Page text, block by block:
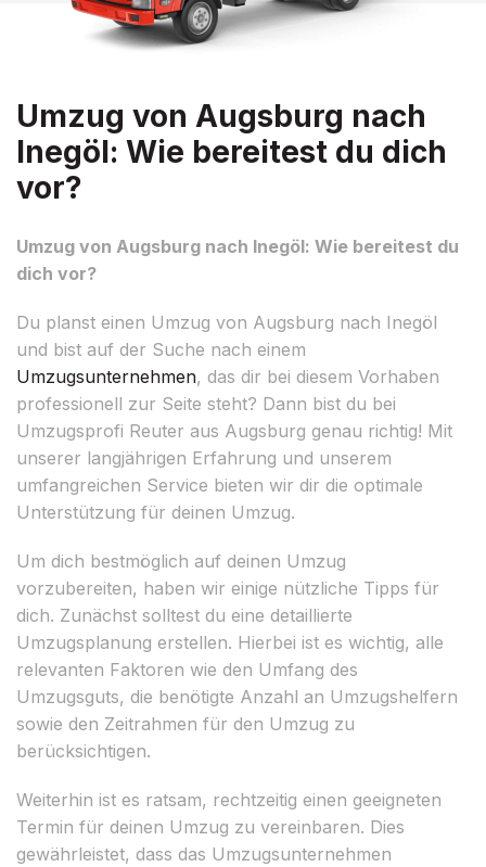
Umzug von Augsburg nach
Inegöl: Wie bereitest du dich
vor?
Umzug von Augsburg nach Inegöl: Wie bereitest du
dich vor?
Du planst einen Umzug von Augsburg nach Inegöl
und bist auf der Suche nach einem
Umzugsunternehmen, das dir bei diesem Vorhaben
professionell zur Seite steht? Dann bist du bei
Umzugsprofi Reuter aus Augsburg genau richtig! Mit
unserer langjährigen Erfahrung und unserem
umfangreichen Service bieten wir dir die optimale
Unterstützung für deinen Umzug.
Um dich bestmöglich auf deinen Umzug
vorzubereiten, haben wir einige nützliche Tipps für
dich. Zunächst solltest du eine detaillierte
Umzugsplanung erstellen. Hierbei ist es wichtig, alle
relevanten Faktoren wie den Umfang des
Umzugsguts, die benötigte Anzahl an Umzugshelfern
sowie den Zeitrahmen für den Umzug zu
berücksichtigen.
Weiterhin ist es ratsam, rechtzeitig einen geeigneten
Termin für deinen Umzug zu vereinbaren. Dies
gewährleistet, dass das Umzugsunternehmen